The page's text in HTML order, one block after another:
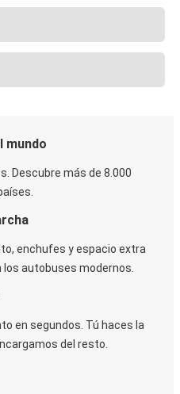
mundo
Descubre más de 8.000
enchufes y espacio extra
los autobuses modernos.
en segundos. Tú haces la
del resto.